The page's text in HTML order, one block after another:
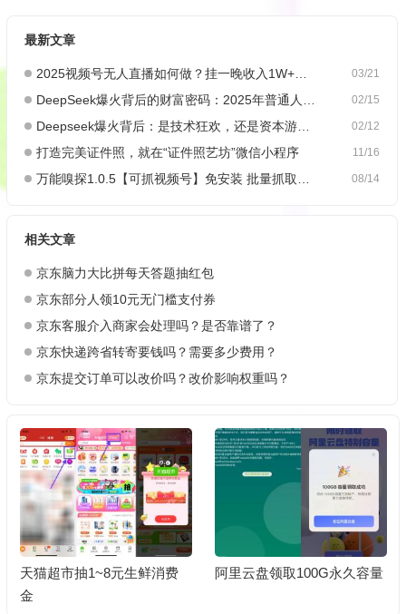
最新文章
03/21
2025视频号无人直播如何做？挂一晚收入1W+，这份教程，小白可做~
02/15
DeepSeek爆火背后的财富密码：2025年普通人如何抓住AI创业风口？
02/12
Deepseek爆火背后：是技术狂欢，还是资本游戏？
11/16
打造完美证件照，就在“证件照艺坊”微信小程序
08/14
万能嗅探1.0.5【可抓视频号】免安装 批量抓取媒体文件
相关文章
京东脑力大比拼每天答题抽红包
京东部分人领10元无门槛支付券
京东客服介入商家会处理吗？是否靠谱了？
京东快递跨省转寄要钱吗？需要多少费用？
京东提交订单可以改价吗？改价影响权重吗？
阿里云盘领取100G永久容量
京东药房最低0.01元撸实物